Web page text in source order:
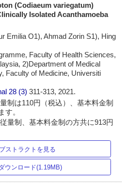
(Codiaeum variegatum)
Isolated Acanthamoeba
Emilia O1), Ahmad Zorin S1), Hing
Faculty of Health Sciences,
2)Department of Medical
Faculty of Medicine, Universiti
28 (3)311-313, 2021.
制は110円（税込）、基本料金制
す。
量制、基本料金制の方共に913円
ストラクトを見る
ウンロード(1.19MB)